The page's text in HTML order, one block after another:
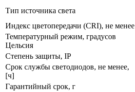
Тип источника света
Индекс цветопередачи (CRI), не менее
Температурный режим, градусов
Цельсия
Степень защиты, IP
Срок службы светодиодов, не менее,
[ч]
Гарантийный срок, г